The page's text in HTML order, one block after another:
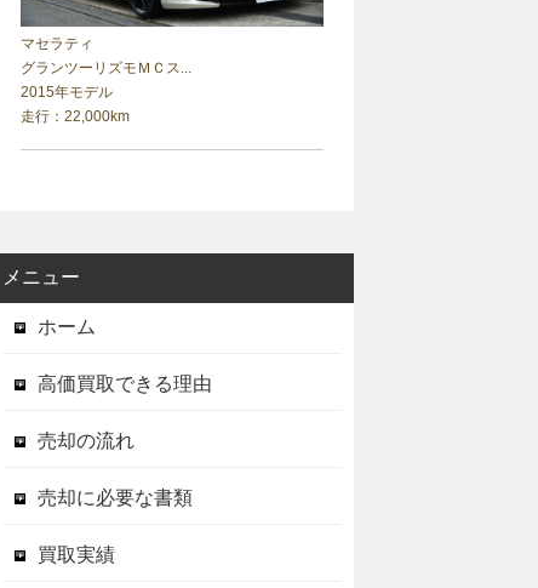
マセラティ
グランツーリズモＭＣス...
2015年モデル
走行：22,000km
メニュー
ホーム
高価買取できる理由
売却の流れ
売却に必要な書類
買取実績